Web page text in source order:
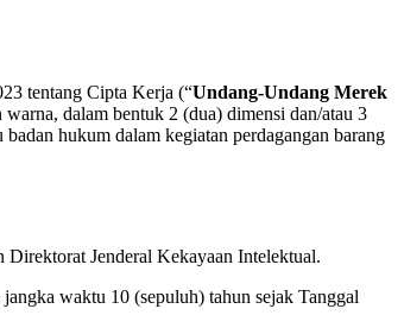
tentang Cipta Kerja (“Undang-Undang Merek
dalam bentuk 2 (dua) dimensi dan/atau 3
hukum dalam kegiatan perdagangan barang
Direktorat Jenderal Kekayaan Intelektual.
waktu 10 (sepuluh) tahun sejak Tanggal